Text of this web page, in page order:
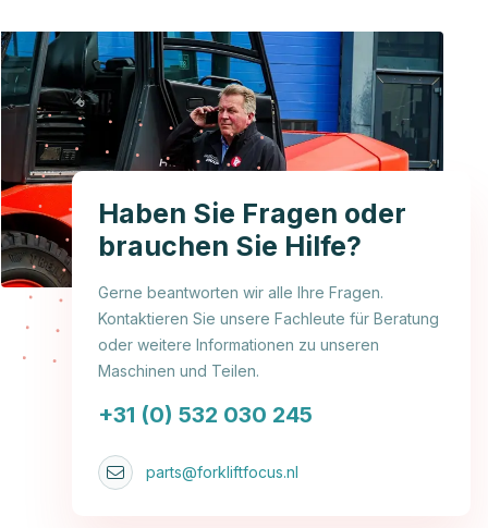
Haben Sie Fragen oder
brauchen Sie Hilfe?
Gerne beantworten wir alle Ihre Fragen.
Kontaktieren Sie unsere Fachleute für Beratung
oder weitere Informationen zu unseren
Maschinen und Teilen.
+31 (0) 532 030 245
parts@forkliftfocus.nl